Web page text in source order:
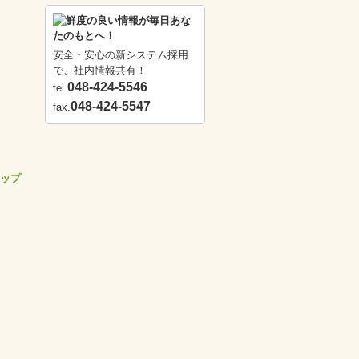
安全・安心の新システム採用
で、社内情報共有！
tel.048-424-5546
fax.048-424-5547
プ